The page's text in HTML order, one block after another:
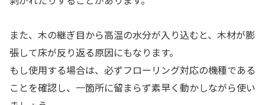
また、木の継ぎ目から高温の水分が入り込むと、木材が膨
張して床が反り返る原因にもなります。
もし使用する場合は、必ずフローリング対応の機種である
ことを確認し、一箇所に留まらず素早く動かしながら使い